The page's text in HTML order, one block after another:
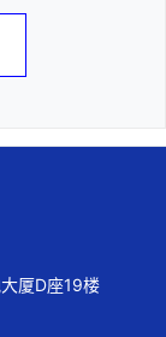
厦D座19楼